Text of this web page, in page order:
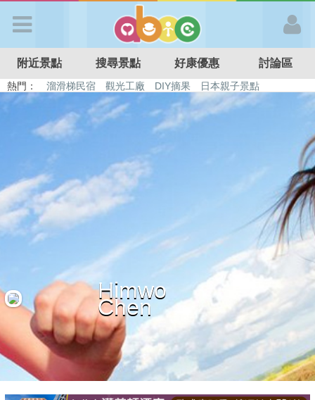
APP登入
首 頁
搜尋景點
好康優惠
最新留言
商家合作
推薦景點
附近景點 搜尋景點 好康優惠 討論區
熱門： 溜滑梯民宿 觀光工廠 DIY摘果
日本親子景點
特色遊戲場
親子住房優惠 台北親子餐廳 溫泉泡湯SPA
Himwo
Chen